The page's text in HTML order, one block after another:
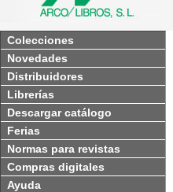
Colecciones
Novedades
Distribuidores
Librerías
Descargar catálogo
Ferias
Normas para revistas
Compras digitales
Ayuda